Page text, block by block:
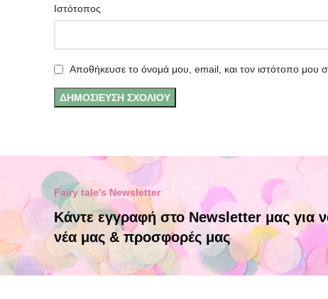
Ιστότοπος
Αποθήκευσε το όνομά μου, email, και τον ιστότοπο μου
Fairy tale's Newsletter
Κάντε εγγραφή στο Newsletter μας για
νέα μας & προσφορές μας